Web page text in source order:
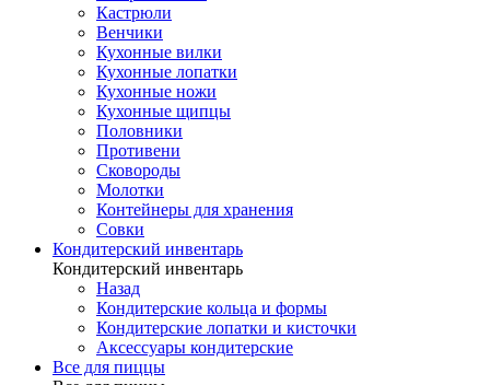
Кастрюли
Венчики
Кухонные вилки
Кухонные лопатки
Кухонные ножи
Кухонные щипцы
Половники
Противени
Сковороды
Молотки
Контейнеры для хранения
Совки
Кондитерский инвентарь
Кондитерский инвентарь
Назад
Кондитерские кольца и формы
Кондитерские лопатки и кисточки
Аксессуары кондитерские
Все для пиццы